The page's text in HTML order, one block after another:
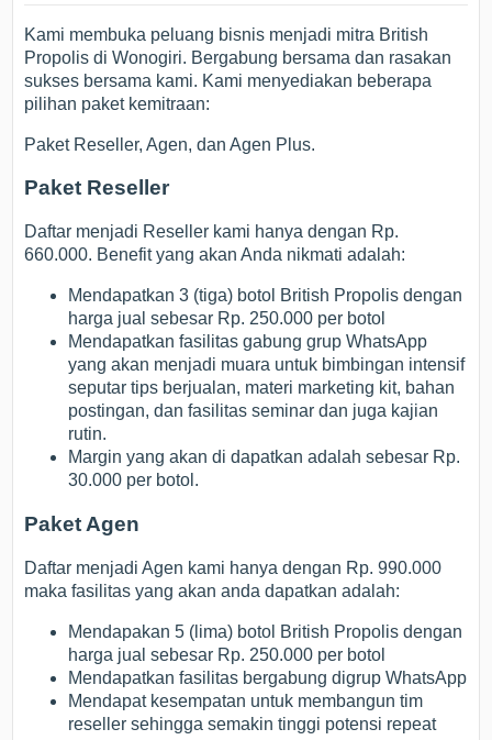
Kami membuka peluang bisnis menjadi mitra British
Propolis di Wonogiri. Bergabung bersama dan rasakan
sukses bersama kami. Kami menyediakan beberapa
pilihan paket kemitraan:
Paket Reseller, Agen, dan Agen Plus.
Paket Reseller
Daftar menjadi Reseller kami hanya dengan Rp.
660.000. Benefit yang akan Anda nikmati adalah:
Mendapatkan 3 (tiga) botol British Propolis dengan
harga jual sebesar Rp. 250.000 per botol
Mendapatkan fasilitas gabung grup WhatsApp
yang akan menjadi muara untuk bimbingan intensif
seputar tips berjualan, materi marketing kit, bahan
postingan, dan fasilitas seminar dan juga kajian
rutin.
Margin yang akan di dapatkan adalah sebesar Rp.
30.000 per botol.
Paket Agen
Daftar menjadi Agen kami hanya dengan Rp. 990.000
maka fasilitas yang akan anda dapatkan adalah:
Mendapakan 5 (lima) botol British Propolis dengan
harga jual sebesar Rp. 250.000 per botol
Mendapatkan fasilitas bergabung digrup WhatsApp
Mendapat kesempatan untuk membangun tim
reseller sehingga semakin tinggi potensi repeat